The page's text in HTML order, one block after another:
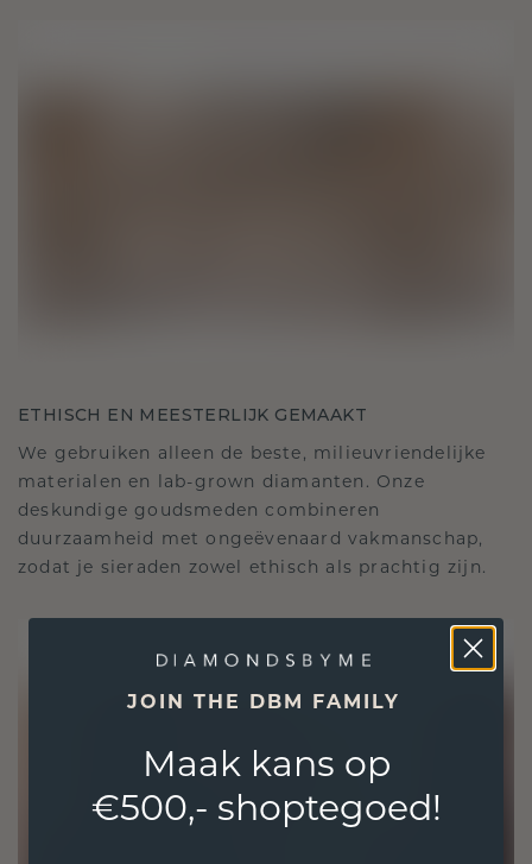
ETHISCH EN MEESTERLIJK GEMAAKT
We gebruiken alleen de beste, milieuvriendelijke
materialen en lab-grown diamanten. Onze
deskundige goudsmeden combineren
duurzaamheid met ongeëvenaard vakmanschap,
zodat je sieraden zowel ethisch als prachtig zijn.
JOIN THE DBM FAMILY
Maak kans op
€500,- shoptegoed!